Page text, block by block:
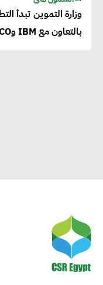
وزارة التموين تبدأ
بالتعاون مع IBM وACME SAICO